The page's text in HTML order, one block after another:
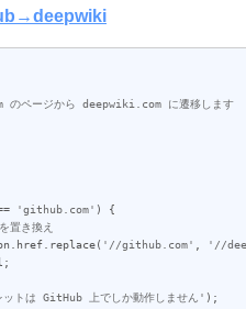
'github.com' ) {
置き換え
href replace( '//github.com' '//
;
ットは GitHub 上でしか動作しません' );